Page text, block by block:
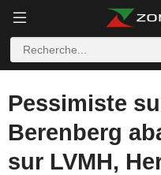
Pessimiste
Berenberg
sur LVMH,